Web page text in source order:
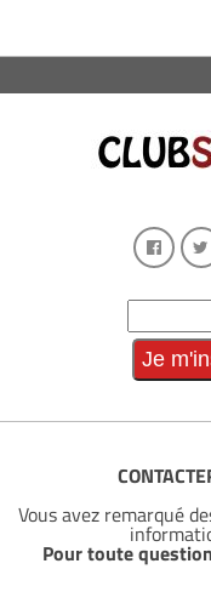
Vous avez remarqué
Pour toute